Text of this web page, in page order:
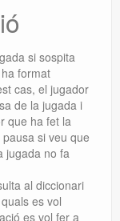
si sospita
format
cas, el jugador
de la jugada i
que ha fet la
si veu que
jugada no fa
al diccionari
es vol
es vol fer a